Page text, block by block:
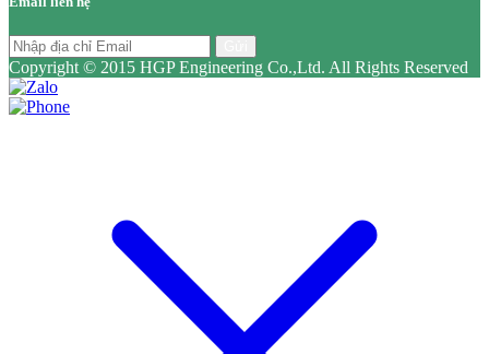
Copyright © 2015 HGP Engineering Co.,Ltd. All Rights Reserved